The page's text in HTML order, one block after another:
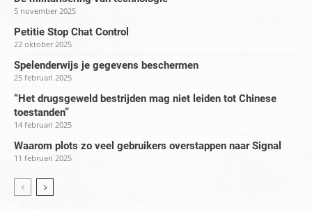
5 november 2025
Petitie Stop Chat Control
22 oktober 2025
Spelenderwijs je gegevens beschermen
25 februari 2025
“Het drugsgeweld bestrijden mag niet leiden tot Chinese
toestanden”
14 februari 2025
Waarom plots zo veel gebruikers overstappen naar Signal
11 februari 2025